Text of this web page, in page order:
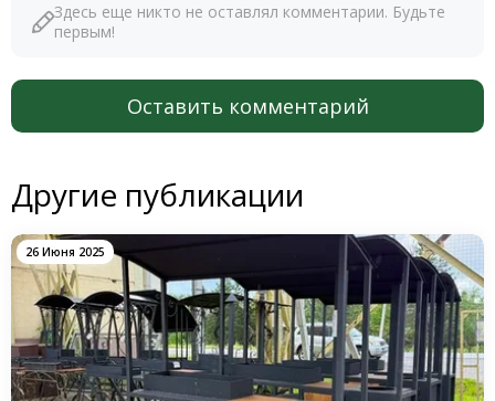
Здесь еще никто не оставлял комментарии. Будьте
первым!
Оставить комментарий
Другие публикации
26 Июня 2025